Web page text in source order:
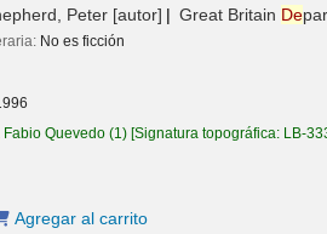
Peter [autor] Great Britain De
No es ficción
Fabio Quevedo (1) Signatura topográfica: LB-
Agregar al carrito